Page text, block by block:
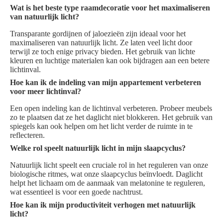
Wat is het beste type raamdecoratie voor het maximaliseren
van natuurlijk licht?
Transparante gordijnen of jaloezieën zijn ideaal voor het
maximaliseren van natuurlijk licht. Ze laten veel licht door
terwijl ze toch enige privacy bieden. Het gebruik van lichte
kleuren en luchtige materialen kan ook bijdragen aan een betere
lichtinval.
Hoe kan ik de indeling van mijn appartement verbeteren
voor meer lichtinval?
Een open indeling kan de lichtinval verbeteren. Probeer meubels
zo te plaatsen dat ze het daglicht niet blokkeren. Het gebruik van
spiegels kan ook helpen om het licht verder de ruimte in te
reflecteren.
Welke rol speelt natuurlijk licht in mijn slaapcyclus?
Natuurlijk licht speelt een cruciale rol in het reguleren van onze
biologische ritmes, wat onze slaapcyclus beïnvloedt. Daglicht
helpt het lichaam om de aanmaak van melatonine te reguleren,
wat essentieel is voor een goede nachtrust.
Hoe kan ik mijn productiviteit verhogen met natuurlijk
licht?